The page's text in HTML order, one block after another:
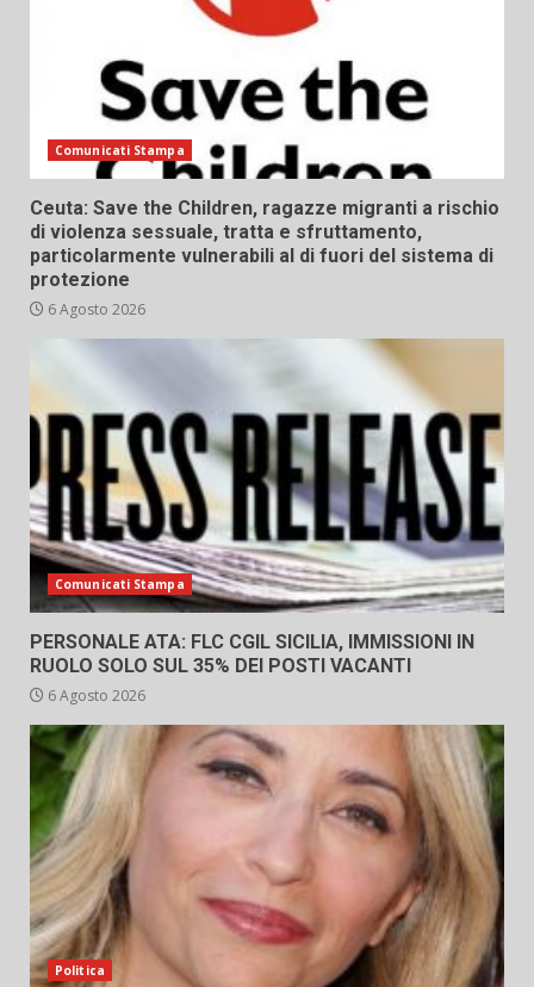
Comunicati Stampa
Ceuta: Save the Children, ragazze migranti a rischio
di violenza sessuale, tratta e sfruttamento,
particolarmente vulnerabili al di fuori del sistema di
protezione
6 Agosto 2026
Comunicati Stampa
PERSONALE ATA: FLC CGIL SICILIA, IMMISSIONI IN
RUOLO SOLO SUL 35% DEI POSTI VACANTI
6 Agosto 2026
Politica